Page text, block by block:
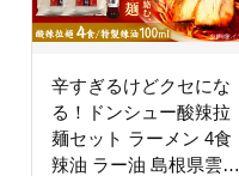
辛すぎるけどクセにな
る！ドンシュー酸辣拉
麺セット ラーメン 4食
辣油 ラー油 島根県雲南